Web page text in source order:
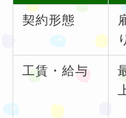
契約形態
工賃・給与